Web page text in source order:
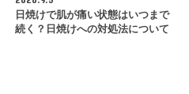
日焼けで肌が痛い状態はいつまで
続く？日焼けへの対処法について